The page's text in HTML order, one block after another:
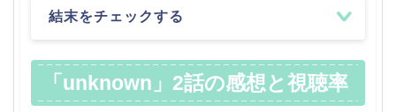
結末をチェックする
「unknown」2話の感想と視聴率